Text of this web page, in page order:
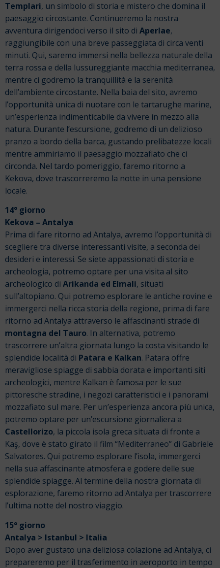
Templari, un simbolo di storia e mistero che domina il
paesaggio circostante. Continueremo la nostra
avventura dirigendoci verso il sito di Aperlae,
raggiungibile con una breve passeggiata di circa venti
minuti. Qui, saremo immersi nella bellezza naturale della
terra rossa e della lussureggiante macchia mediterranea,
mentre ci godremo la tranquillità e la serenità
dell’ambiente circostante. Nella baia del sito, avremo
l’opportunità unica di nuotare con le tartarughe marine,
un’esperienza indimenticabile da vivere in mezzo alla
natura. Durante l’escursione, godremo di un delizioso
pranzo a bordo della barca, gustando prelibatezze locali
mentre ammiriamo il paesaggio mozzafiato che ci
circonda. Nel tardo pomeriggio, faremo ritorno a
Kekova, dove trascorreremo la notte in una pensione
locale.
14° giorno
Kekova – Antalya
Prima di fare ritorno ad Antalya, avremo l’opportunità di
scegliere tra diverse interessanti visite, a seconda dei
desideri e interessi. Se siete appassionati di storia e
archeologia, potremo optare per una visita al sito
archeologico di Arikanda ed Elmali, situati
sull’altopiano. Qui potremo esplorare le antiche rovine e
immergerci nella ricca storia della regione, prima di fare
ritorno ad Antalya attraverso le affascinanti strade di
montagna del Tauro. In alternativa, potremo
trascorrere un’altra giornata lungo la costa visitando le
splendide località di Patara e Kalkan. Patara offre
meravigliose spiagge di sabbia dorata e importanti siti
archeologici, mentre Kalkan è famosa per le sue
pittoresche stradine, i negozi caratteristici e i panorami
mozzafiato sul mare. Per un’esperienza ancora più unica,
potremo optare per un’escursione giornaliera a
Castellorizo, la piccola isola greca situata di fronte a
Kaş, dove è stato girato il film “Mediterraneo” di Gabriele
Salvatores. Qui potremo esplorare l’isola, immergerci
nella sua affascinante atmosfera e godere delle sue
splendide spiagge. Al termine della nostra giornata di
esplorazione, faremo ritorno ad Antalya per trascorrere
l’ultima notte del nostro viaggio.
15° giorno
Antalya > Istanbul > Italia
Dopo aver gustato una deliziosa colazione ad Antalya, ci
prepareremo per il trasferimento in aeroporto in tempo